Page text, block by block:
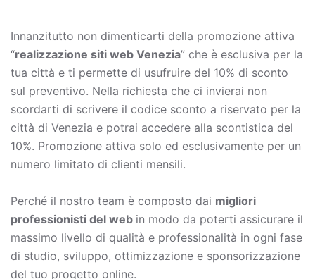
Innanzitutto non dimenticarti della promozione attiva
“realizzazione siti web Venezia” che è esclusiva per la
tua città e ti permette di usufruire del 10% di sconto
sul preventivo. Nella richiesta che ci invierai non
scordarti di scrivere il codice sconto a riservato per la
città di Venezia e potrai accedere alla scontistica del
10%. Promozione attiva solo ed esclusivamente per un
numero limitato di clienti mensili.
Perché il nostro team è composto dai migliori
professionisti del web in modo da poterti assicurare il
massimo livello di qualità e professionalità in ogni fase
di studio, sviluppo, ottimizzazione e sponsorizzazione
del tuo progetto online.